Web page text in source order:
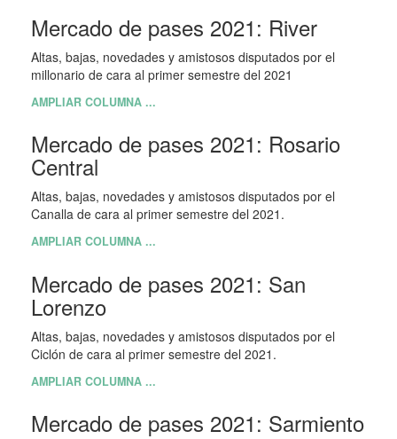
Mercado de pases 2021: River
Altas, bajas, novedades y amistosos disputados por el
millonario de cara al primer semestre del 2021
AMPLIAR COLUMNA ...
Mercado de pases 2021: Rosario
Central
Altas, bajas, novedades y amistosos disputados por el
Canalla de cara al primer semestre del 2021.
AMPLIAR COLUMNA ...
Mercado de pases 2021: San
Lorenzo
Altas, bajas, novedades y amistosos disputados por el
Ciclón de cara al primer semestre del 2021.
AMPLIAR COLUMNA ...
Mercado de pases 2021: Sarmiento